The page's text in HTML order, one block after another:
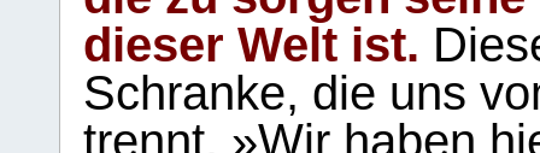
dieser Welt ist.
Schranke, die uns
trennt. »Wir haben